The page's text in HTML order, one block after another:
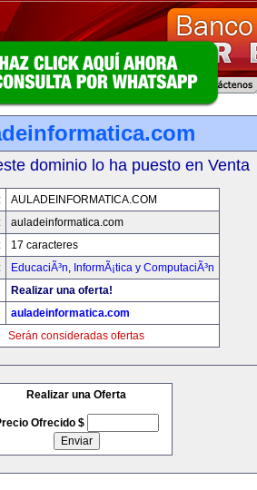
dominio lo ha puesto en Venta
AULADEINFORMATICA.COM
auladeinformatica.com
17 caracteres
EducaciÃ³n, InformÃ¡tica y ComputaciÃ³n
Realizar una oferta!
auladeinformatica.com
Serán consideradas ofertas
Realizar una Oferta
Ofrecido $